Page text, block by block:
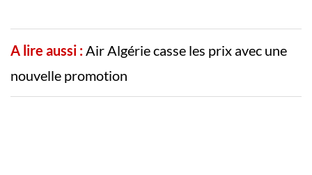
A lire aussi :Air Algérie casse les prix avec une
nouvelle promotion